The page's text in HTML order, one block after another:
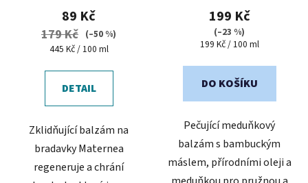
produktu
je
5,0
5
89 Kč
179 Kč (–50 %)
Měrná
445 Kč / 100 ml
DETAIL
Zklidňující balzám na
bradavky Maternea
regeneruje a chrání
produktu
je
5,0
z
5
hvězdiček.
199 Kč
(–23 %)
Měrná
199 Kč / 100 ml
DO KOŠÍKU
Pečující meduňkový
balzám s bambuckým
máslem, přírodními oleji a